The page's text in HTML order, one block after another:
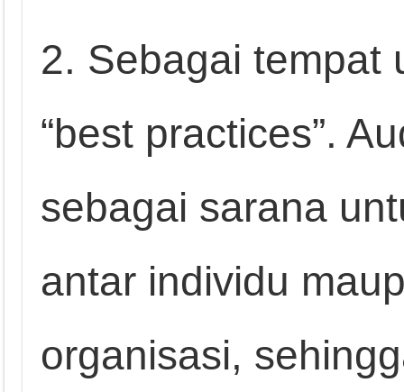
2. Sebagai tempat
“best practices”.
sebagai sarana
antar individu
organisasi,